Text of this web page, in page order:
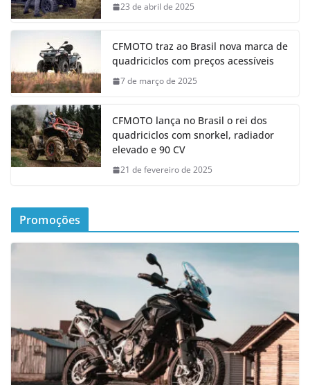
23 de abril de 2025
CFMOTO traz ao Brasil nova marca de
quadriciclos com preços acessíveis
7 de março de 2025
CFMOTO lança no Brasil o rei dos
quadriciclos com snorkel, radiador
elevado e 90 CV
21 de fevereiro de 2025
Promoções